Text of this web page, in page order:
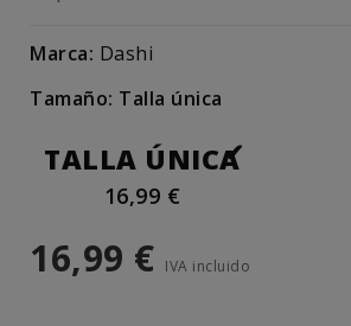
Marca: Dashi
Tamaño: Talla única
TALLA ÚNICA
16,99 €
16,99 € IVA incluido